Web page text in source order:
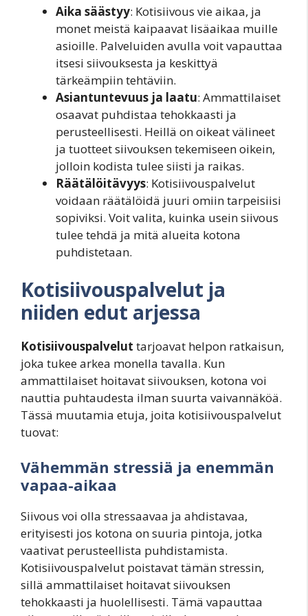
Aika säästyy: Kotisiivous vie aikaa, ja
monet meistä kaipaavat lisäaikaa muille
asioille. Palveluiden avulla voit vapauttaa
itsesi siivouksesta ja keskittyä
tärkeämpiin tehtäviin.
Asiantuntevuus ja laatu: Ammattilaiset
osaavat puhdistaa tehokkaasti ja
perusteellisesti. Heillä on oikeat välineet
ja tuotteet siivouksen tekemiseen oikein,
jolloin kodista tulee siisti ja raikas.
Räätälöitävyys: Kotisiivouspalvelut
voidaan räätälöidä juuri omiin tarpeisiisi
sopiviksi. Voit valita, kuinka usein siivous
tulee tehdä ja mitä alueita kotona
puhdistetaan.
Kotisiivouspalvelut ja
niiden edut arjessa
Kotisiivouspalvelut tarjoavat helpon ratkaisun,
joka tukee arkea monella tavalla. Kun
ammattilaiset hoitavat siivouksen, kotona voi
nauttia puhtaudesta ilman suurta vaivannäköä.
Tässä muutamia etuja, joita kotisiivouspalvelut
tuovat:
Vähemmän stressiä ja enemmän
vapaa-aikaa
Siivous voi olla stressaavaa ja ahdistavaa,
erityisesti jos kotona on suuria pintoja, jotka
vaativat perusteellista puhdistamista.
Kotisiivouspalvelut poistavat tämän stressin,
sillä ammattilaiset hoitavat siivouksen
tehokkaasti ja huolellisesti. Tämä vapauttaa